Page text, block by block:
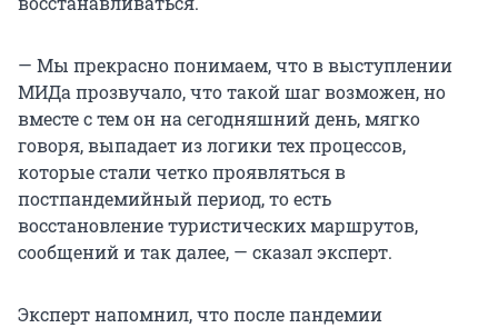
— Мы прекрасно понимаем, что в выступлении
МИДа прозвучало, что такой шаг возможен, но
вместе с тем он на сегодняшний день, мягко
говоря, выпадает из логики тех процессов,
которые стали четко проявляться в
постпандемийный период, то есть
восстановление туристических маршрутов,
сообщений и так далее, — сказал эксперт.
Эксперт напомнил, что после пандемии